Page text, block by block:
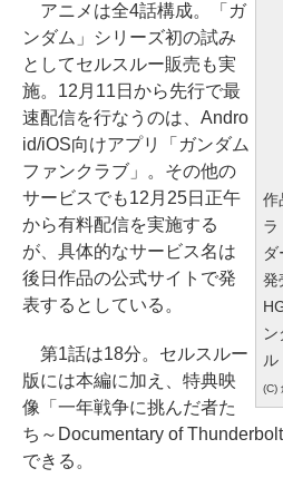
作
ラ
発
ル
(C)
アニメは全4話構成。「ガ
ンダム」シリーズ初の試み
としてセルスルー販売も実
施。12月11日から先行で最
速配信を行なうのは、Andro
id/iOS向けアプリ「ガンダム
ファンクラブ」。その他の
サービスでも12月25日正午
から有料配信を実施する
が、具体的なサービス名は
後日作品の公式サイトで発
表するとしている。
第1話は18分。セルスルー
版には本編に加え、特典映
像「一年戦争に挑んだ者た
ち～Documentary of
できる。